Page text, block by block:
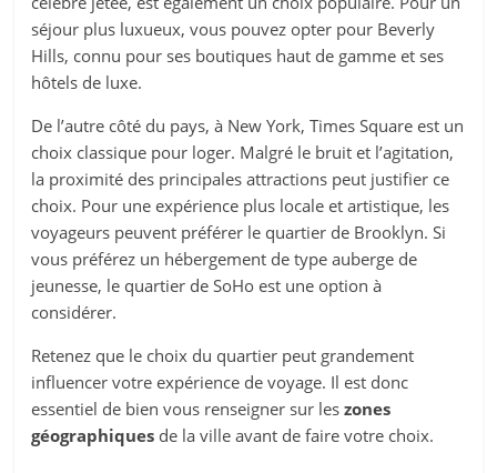
séjour plus luxueux, vous pouvez opter pour Beverly
Hills, connu pour ses boutiques haut de gamme et ses
hôtels de luxe.
De l’autre côté du pays, à New York, Times Square est un
choix classique pour loger. Malgré le bruit et l’agitation,
la proximité des principales attractions peut justifier ce
choix. Pour une expérience plus locale et artistique, les
voyageurs peuvent préférer le quartier de Brooklyn. Si
vous préférez un hébergement de type auberge de
jeunesse, le quartier de SoHo est une option à
considérer.
Retenez que le choix du quartier peut grandement
influencer votre expérience de voyage. Il est donc
essentiel de bien vous renseigner sur leszones
géographiques de la ville avant de faire votre choix.